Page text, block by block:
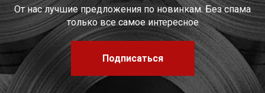
От нас лучшие предложения по новинкам. Без спама
только все самое интересное
Подписаться